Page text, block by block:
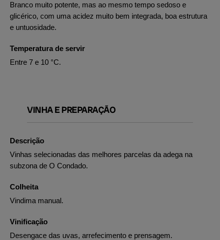
Branco muito potente, mas ao mesmo tempo sedoso e
glicérico, com uma acidez muito bem integrada, boa estrutura
e untuosidade.
Temperatura de servir
Entre 7 e 10 °C.
VINHA E PREPARAÇÃO
Descrição
Vinhas selecionadas das melhores parcelas da adega na
subzona de O Condado.
Colheita
Vindima manual.
Vinificação
Desengace das uvas, arrefecimento e prensagem.